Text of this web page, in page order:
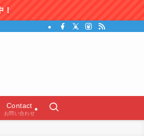
Contact
お問い合わせ